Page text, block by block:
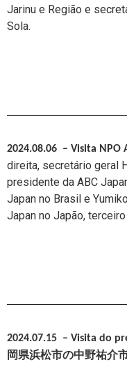
Jarinu e Região e
Sola.
2024.08.06 – Visita NPO
direita, secretário geral
presidente da ABC
Japan no Brasil e
Japan no Japão,
2024.07.15 – Visita do
岡県浜松市の中野祐介